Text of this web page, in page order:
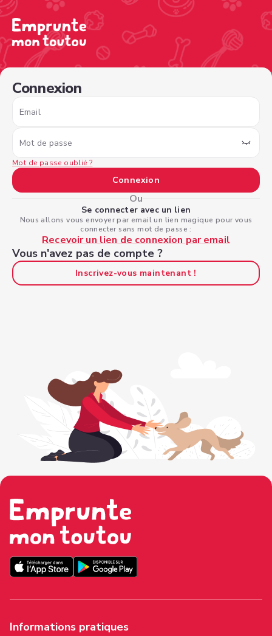
Connexion
Email
Mot de passe
Mot de passe oublié ?
Connexion
Ou
Se connecter avec un lien
Nous allons vous envoyer par email un lien magique pour vous
connecter sans mot de passe :
Recevoir un lien de connexion par email
Vous n'avez pas de compte ?
Inscrivez-vous maintenant !
Informations pratiques
/sign-in?nextPage=%2Fview-profile%2Fab3a72c3-0ae5-